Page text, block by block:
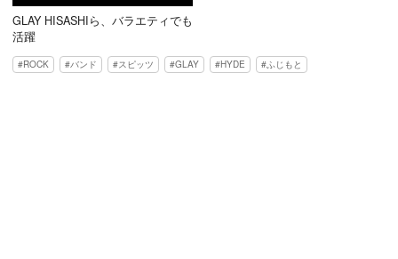
GLAY HISASHIら、バラエティでも
活躍
ROCK バンド スピッツ GLAY HYDE ふじもと